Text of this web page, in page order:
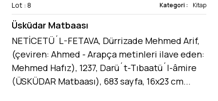
Lot : 8 Kategori : Kitap
Üsküdar Matbaası
NETİCETÜ´L-FETAVA, Dürrizade Mehmed Arif,
(çeviren: Ahmed - Arapça metinleri ilave eden:
Mehmed Hafız), 1237, Darü´t-Tıbaatü´l-âmire
(ÜSKÜDAR Matbaası), 683 sayfa, 16x23 cm...